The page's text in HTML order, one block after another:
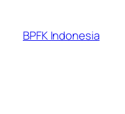
content
BPFK Indonesia